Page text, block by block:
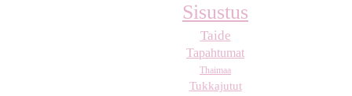
Sisustus
Taide
Tapahtumat
Thaimaa
Tukkajutut